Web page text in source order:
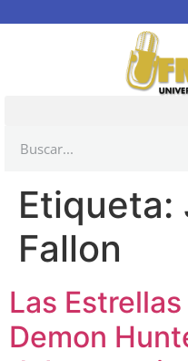
Etiqueta:
Fallon
Las Estrellas
Demon